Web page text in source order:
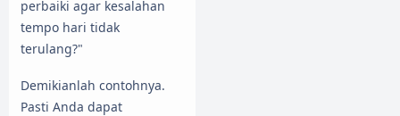
perbaiki agar kesalahan
tempo hari tidak
terulang?"
Demikianlah contohnya.
Pasti Anda dapat